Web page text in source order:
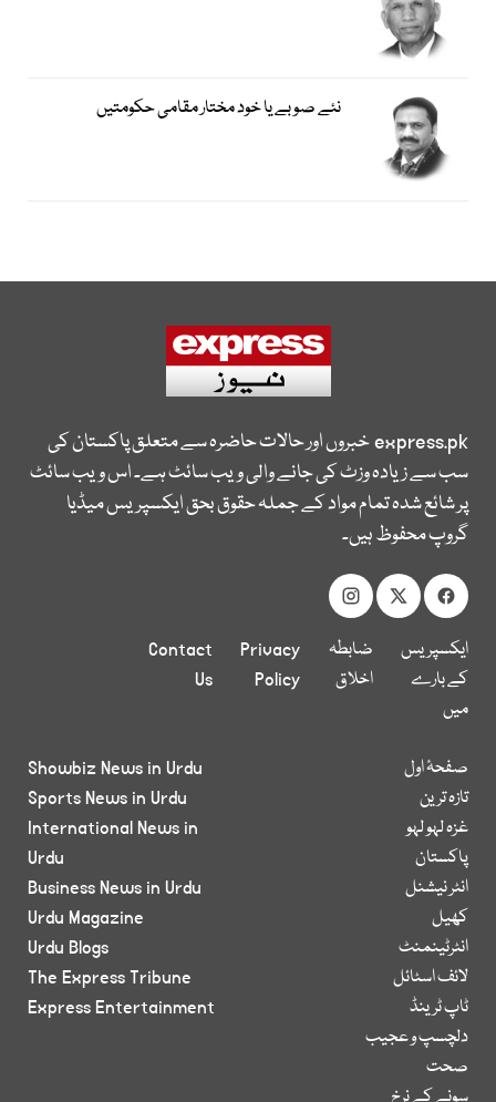
نئے صوبے یا خود مختار مقامی حکومتیں
express.pkخبروں اور حالات حاضرہ سے متعلق پاکستان کی
سب سے زیادہ وزٹ کی جانے والی ویب سائٹ ہے۔ اس ویب سائٹ
پر شائع شدہ تمام مواد کے جملہ حقوق بحق ایکسپریس میڈیا
گروپ محفوظ ہیں۔
ایکسپریس
کے بارے
میں
ضابطہ
اخلاق
Privacy
Policy
Contact
Us
صفحۂ اول
تازہ ترین
غزہ لہو لہو
پاکستان
انٹر نیشنل
کھیل
انٹرٹینمنٹ
لائف اسٹائل
ٹاپ ٹرینڈ
دلچسپ و عجیب
صحت
Showbiz News in Urdu
Sports News in Urdu
International News in
Urdu
Business News in Urdu
Urdu Magazine
Urdu Blogs
The Express Tribune
Express Entertainment